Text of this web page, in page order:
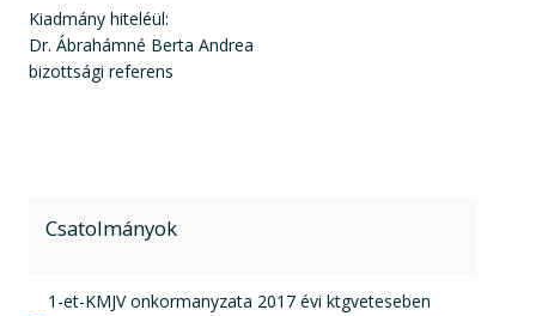
Kiadmány hiteléül:
Dr. Ábrahámné Berta Andrea
bizottsági referens
Csatolmányok
pdf csatolmány:
1-et-KMJV onkormanyzata 2017 évi ktgveteseben